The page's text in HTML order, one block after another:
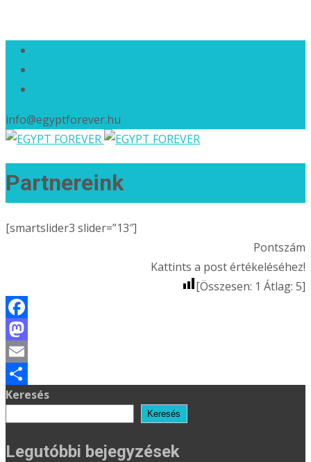
info@egyptforever.hu
Partnereink
[smartslider3 slider=”13″]
Pontszám
Kattints a post értékeléséhez!
[Összesen: 1 Átlag: 5]
Facebook
Mastodon
Email
Ossza
Keresés
Keresés
Legutóbbi bejegyzések